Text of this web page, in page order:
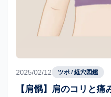
2025/02/12 ツボ / 経穴図鑑
【肩髃】肩のコリと